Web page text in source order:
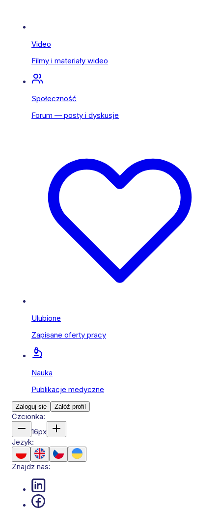
Video
Filmy i materiały wideo
Społeczność
Forum — posty i dyskusje
Ulubione
Zapisane oferty pracy
Nauka
Publikacje medyczne
Zaloguj się Załóż profil
Czcionka:
16px
Jezyk:
Znajdz nas: